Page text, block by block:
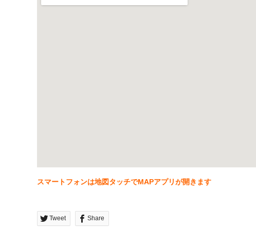
スマートフォンは地図タッチでMAPアプリが開きます
Tweet Share